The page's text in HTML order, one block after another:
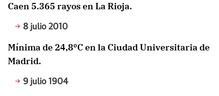
Caen 5.365 rayos en La Rioja.
8 julio 2010
Mínima de 24,8ºC en la Ciudad Universitaria de
Madrid.
9 julio 1904